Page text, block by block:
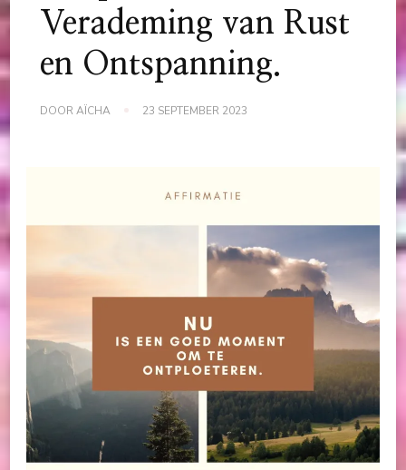
Verademing van Rust
en Ontspanning.
DOORAÏCHA 23 SEPTEMBER 2023